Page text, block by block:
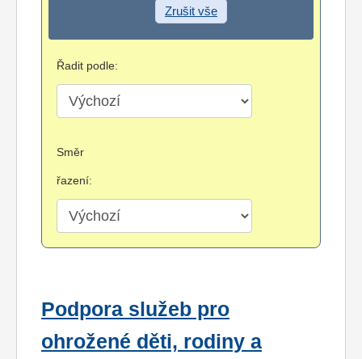
Zrušit vše
Řadit podle:
Směr
řazení:
Podpora služeb pro
ohrožené děti, rodiny a